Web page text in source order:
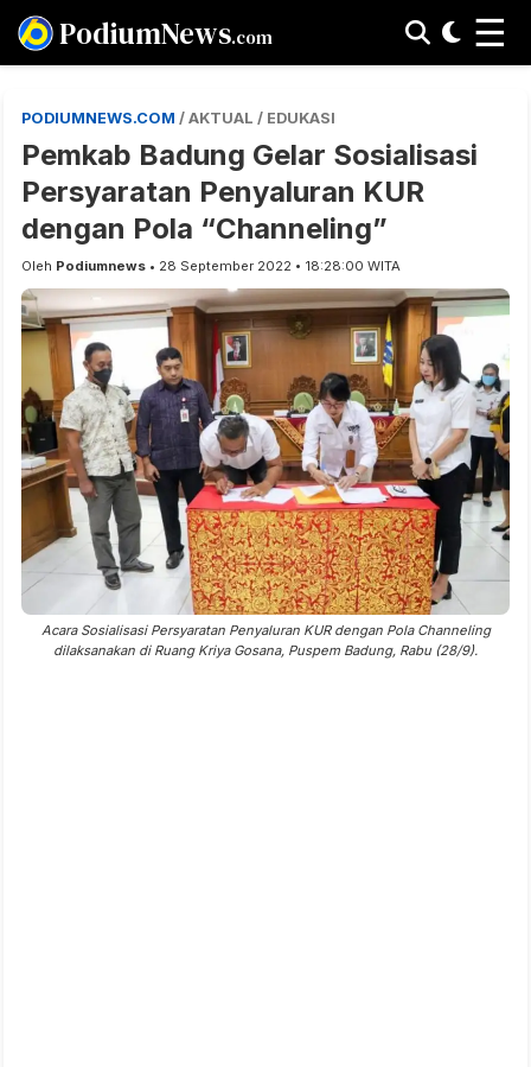
PodiumNews.com ☰
PODIUMNEWS.COM / AKTUAL / EDUKASI
Pemkab Badung Gelar Sosialisasi
Persyaratan Penyaluran KUR
dengan Pola “Channeling”
Oleh Podiumnews • 28 September 2022 • 18:28:00 WITA
Acara Sosialisasi Persyaratan Penyaluran KUR dengan Pola Channeling
dilaksanakan di Ruang Kriya Gosana, Puspem Badung, Rabu (28/9).